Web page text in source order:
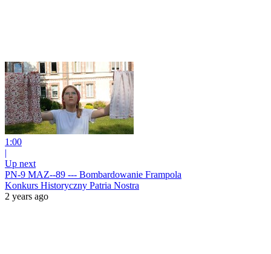
1:00
|
Up next
PN-9 MAZ--89 --- Bombardowanie Frampola
Konkurs Historyczny Patria Nostra
2 years ago